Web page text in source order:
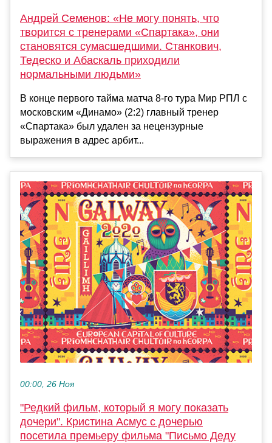
Андрей Семенов: «Не могу понять, что
творится с тренерами «Спартака», они
становятся сумасшедшими. Станкович,
Тедеско и Абаскаль приходили
нормальными людьми»
В конце первого тайма матча 8-го тура Мир РПЛ с
московским «Динамо» (2:2) главный тренер
«Спартака» был удален за нецензурные
выражения в адрес арбит...
00:00, 26 Ноя
"Редкий фильм, который я могу показать
дочери". Кристина Асмус с дочерью
посетила премьеру фильма "Письмо Деду